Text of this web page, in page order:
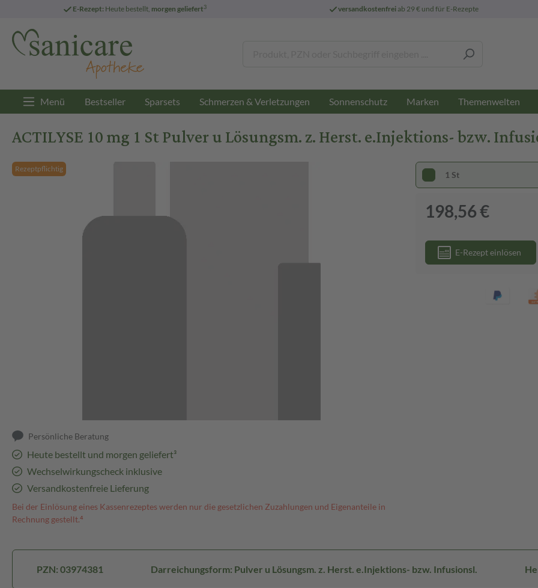
E-Rezept: Heute bestellt, morgen geliefert3 versandkostenfreiab 29 € und für E-Rezepte
Menü Bestseller Sparsets Schmerzen & Verletzungen Sonnenschutz Marken Themenwelten
ACTILYSE 10 mg 1 St Pulver u Lösungsm. z. Herst. e.Injektions- bzw.
Rezeptpflichtig
Persönliche Beratung
Heute bestellt und morgen geliefert³
Wechselwirkungscheck inklusive
Versandkostenfreie Lieferung
Bei der Einlösung eines Kassenrezeptes werden nur die gesetzlichen Zuzahlungen und Eigenanteile in
Rechnung gestellt.⁴
1 St
198,56 €
E-Rezept einlösen
PZN: 03974381 Darreichungsform: Pulver u Lösungsm. z. Herst. e.Injektions- bzw. Infusionsl.